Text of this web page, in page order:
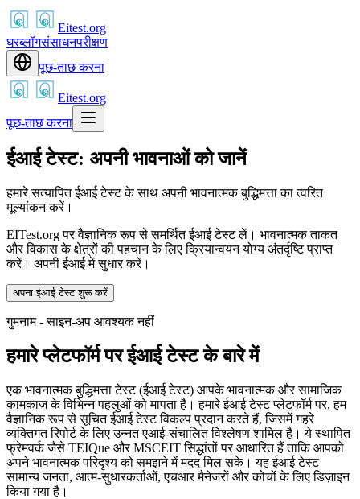
Eitest.org
घरब्लॉगसंसाधनपरीक्षण
पूछ-ताछ करना
Eitest.org
पूछ-ताछ करना
ईआई टेस्ट: अपनी भावनाओं को जानें
हमारे सत्यापित ईआई टेस्ट के साथ अपनी भावनात्मक बुद्धिमत्ता का त्वरित
मूल्यांकन करें।
EITest.org पर वैज्ञानिक रूप से समर्थित ईआई टेस्ट लें। भावनात्मक ताकत
और विकास के क्षेत्रों की पहचान के लिए क्रियान्वयन योग्य अंतर्दृष्टि प्राप्त
करें। अपनी ईआई में सुधार करें।
अपना ईआई टेस्ट शुरू करें
गुमनाम - साइन-अप आवश्यक नहीं
हमारे प्लेटफॉर्म पर ईआई टेस्ट के बारे में
एक भावनात्मक बुद्धिमत्ता टेस्ट (ईआई टेस्ट) आपके भावनात्मक और सामाजिक
कामकाज के विभिन्न पहलुओं को मापता है। हमारे ईआई टेस्ट प्लेटफॉर्म पर, हम
वैज्ञानिक रूप से सूचित ईआई टेस्ट विकल्प प्रदान करते हैं, जिसमें गहरे
व्यक्तिगत रिपोर्ट के लिए उन्नत एआई-संचालित विश्लेषण शामिल है। ये स्थापित
फ्रेमवर्क जैसे TEIQue और MSCEIT सिद्धांतों पर आधारित हैं ताकि आपको
अपने भावनात्मक परिदृश्य को समझने में मदद मिल सके। यह ईआई टेस्ट
सामान्य जनता, आत्म-सुधारकर्ताओं, एचआर मैनेजरों और कोचों के लिए डिज़ाइन
किया गया है।